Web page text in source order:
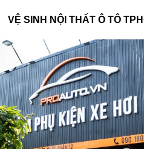
VỆ SINH NỘI THẤT Ô TÔ